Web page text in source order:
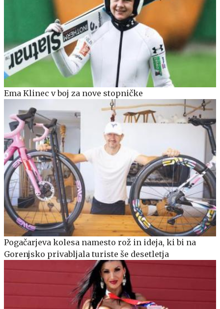
Ema Klinec v boj za nove stopničke
Pogačarjeva kolesa namesto rož in ideja, ki bi na
Gorenjsko privabljala turiste še desetletja